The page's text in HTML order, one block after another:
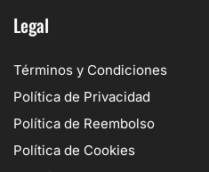
Legal
Términos y Condiciones
Política de Privacidad
Política de Reembolso
Política de Cookies